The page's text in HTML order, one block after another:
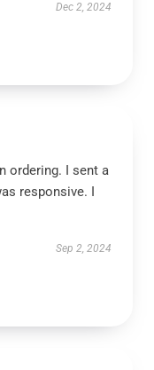
Dec 2, 2024
ordering. I sent a
responsive. I
Sep 2, 2024